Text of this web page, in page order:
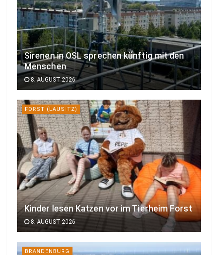
Sirenen in OSL sprechen künftig mit den
Menschen
8. AUGUST 2026
FORST (LAUSITZ)
Kinder lesen Katzen vor im Tierheim Forst
8. AUGUST 2026
BRANDENBURG